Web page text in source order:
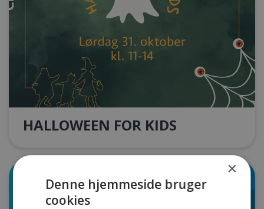
HALLOWEEN FOR KIDS
×
Denne hjemmeside bruger
cookies